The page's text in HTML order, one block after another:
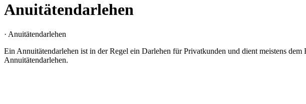
Anuitätendarlehen
· Anuitätendarlehen
Ein Annuitätendarlehen ist in der Regel ein Darlehen für Privatkunden und dient meistens
Annuitätendarlehen.